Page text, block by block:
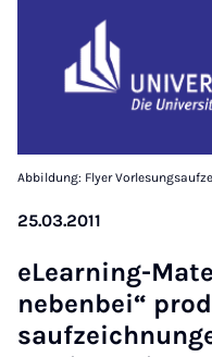
Abbildung: Flyer
25.03.2011
eLearn­ing-
neben­bei“